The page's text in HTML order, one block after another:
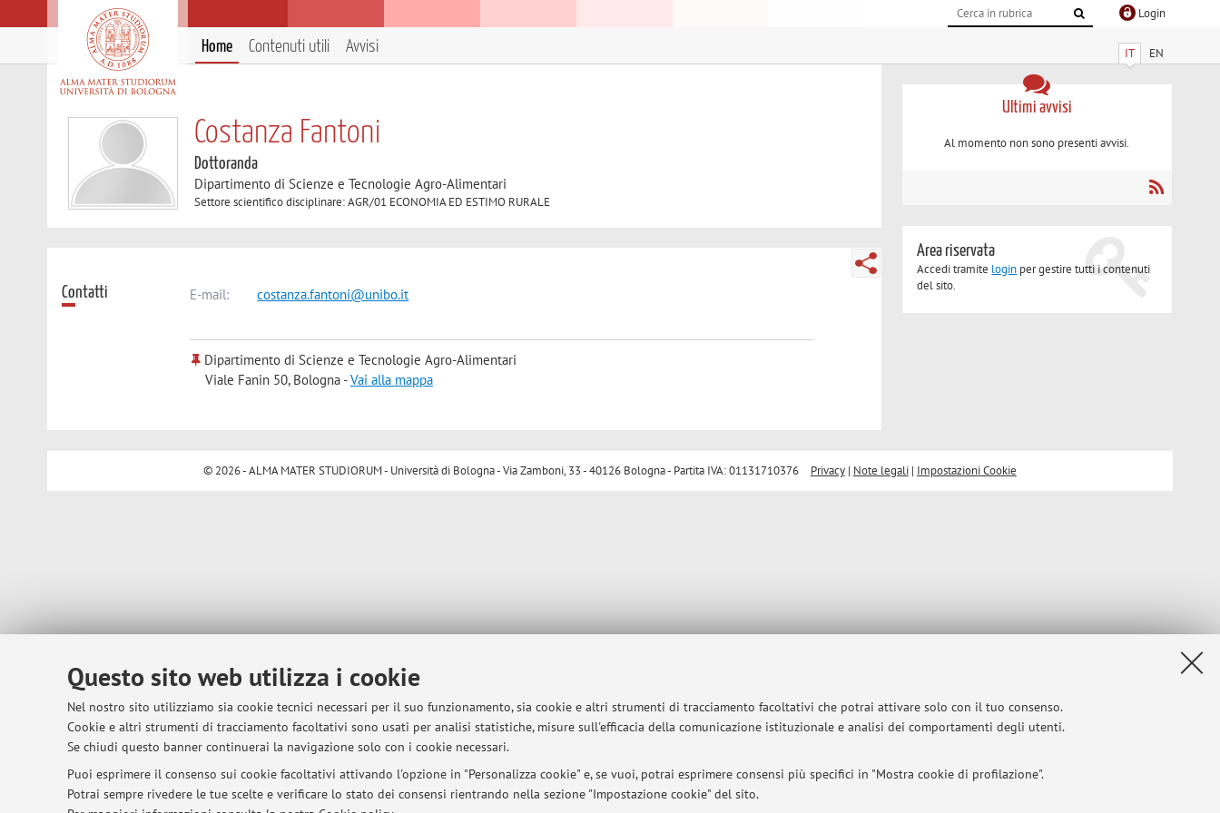
Questo sito web utilizza i cookie
Nel nostro sito utilizziamo sia cookie tecnici necessari per il suo funzionamento, sia cookie e altri strumenti di tracciamento facoltativi che potrai attivare solo con il tuo consenso.
Cookie e altri strumenti di tracciamento facoltativi sono usati per analisi statistiche, misure sull'efficacia della comunicazione istituzionale e analisi dei comportamenti degli utenti.
Se chiudi questo banner continuerai la navigazione solo con i cookie necessari.
Puoi esprimere il consenso sui cookie facoltativi attivando l'opzione in "Personalizza cookie" e, se vuoi, potrai esprimere consensi più specifici in "Mostra cookie di profilazione".
Potrai sempre rivedere le tue scelte e verificare lo stato dei consensi rientrando nella sezione "Impostazione cookie" del sito.
Login
IT EN
Home Contenuti utili Avvisi
Costanza Fantoni
Dottoranda
Dipartimento di Scienze e Tecnologie Agro-Alimentari
Settore scientifico disciplinare: AGR/01 ECONOMIA ED ESTIMO RURALE
Contatti E-mail: costanza.fantoni@unibo.it
Dipartimento di Scienze e Tecnologie Agro-Alimentari
Viale Fanin 50, Bologna -Vai alla mappa
Ultimi avvisi
Al momento non sono presenti avvisi.
Area riservata
Accedi tramite login per gestire tutti i contenuti
del sito.
© 2026 - ALMA MATER STUDIORUM - Università di Bologna - Via Zamboni, 33 - 40126 Bologna - Partita IVA: 01131710376 Privacy| Note legali| Impostazioni Cookie